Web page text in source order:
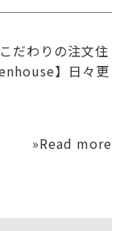
だわりの注文住
】日々更
»Read more